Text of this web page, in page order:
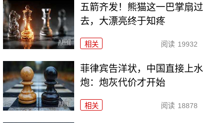
五箭齐发！熊猫这一巴掌扇过
去，大漂亮终于知疼
相关 阅读 19932
菲律宾告洋状，中国直接上水
炮：炮灰代价才开始
相关 阅读 18878